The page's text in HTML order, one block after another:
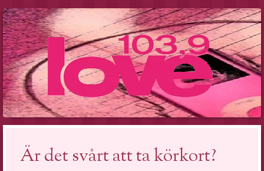
Är det svårt att ta körkort?